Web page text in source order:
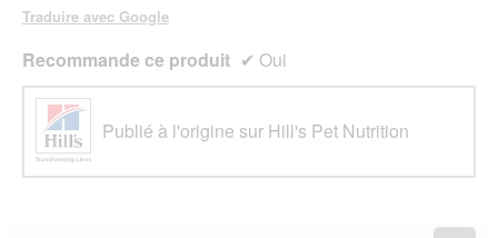
Traduire avec Google
Recommande ce produit ✔ Oui
Publié à l'origine sur Hill's Pet Nutrition